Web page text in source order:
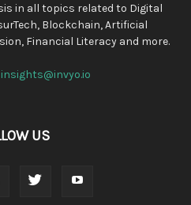
in all topics related to Digital
Blockchain, Artificial
Financial Literacy and more.
insights@invyo.io
US